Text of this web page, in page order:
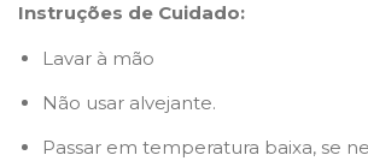
Instruções de Cuidado:
Lavar à mão
Não usar alvejante.
Passar em temperatura baixa, se